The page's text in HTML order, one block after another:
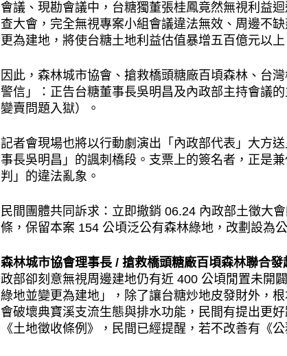
會議、現勘會議中，台糖獨董張桂鳳竟然無視利益
查大會，完全無視專案小組會議違法無效、周邊不
更為建地，將使台糖土地利益估值暴增五百億元以
因此，森林城市協會、搶救橋頭糖廠百頃森林、台
警信」：正告台糖董事長吳明昌及內政部主持會議
變賣問題入獄）。
記者會現場也將以行動劇演出「內政部代表」大方
事長吳明昌」的諷刺橋段。支票上的簽名者，正是
判」的違法亂象。
民間團體共同訴求：立即撤銷 06.24 內政部土徵大
條，保留本案 154 公頃泛公有森林綠地，改劃設為
森林城市協會理事長 / 搶救橋頭糖廠百頃森林聯合發
政部卻刻意無視周邊建地仍有近 400 公頃閒置未開
綠地並變更為建地」，除了讓台糖炒地皮發財外，
會破壞典寶溪支流生態與排水功能，民間有提出更
《土地徵收條例》，民間已經提醒，若不改善有《